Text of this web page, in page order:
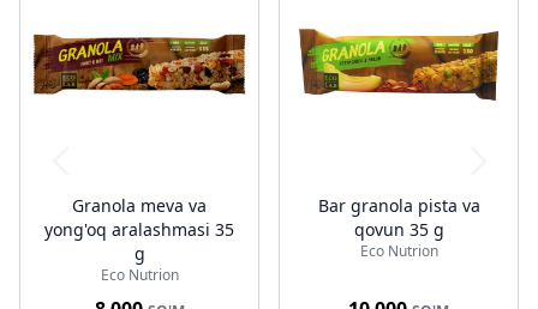
Granola meva va
yong'oq aralashmasi 35
g
Eco Nutrion
Bar granola pista va
qovun 35 g
Eco Nutrion